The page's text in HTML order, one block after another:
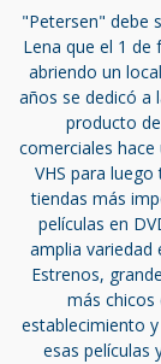
"Petersen" debe
Lena que el 1
abriendo un
años se dedicó a
producto
comerciales
VHS para
tiendas más
películas en
amplia variedad
Estrenos,
más chicos
establecimiento
esas películas